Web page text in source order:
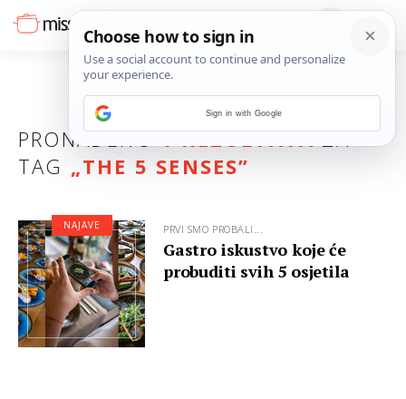
PRONAĐENO1 REZULTATAZA
TAG „THE 5 SENSES”
PRVI SMO PROBALI...
Gastro iskustvo koje će
probuditi svih 5 osjetila
NAJAVE
Sign in with Google